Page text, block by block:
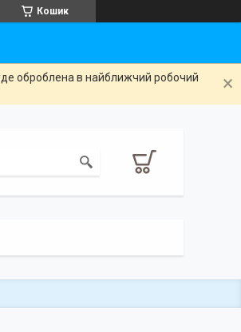
Кошик
оброблена в найближчий робочий